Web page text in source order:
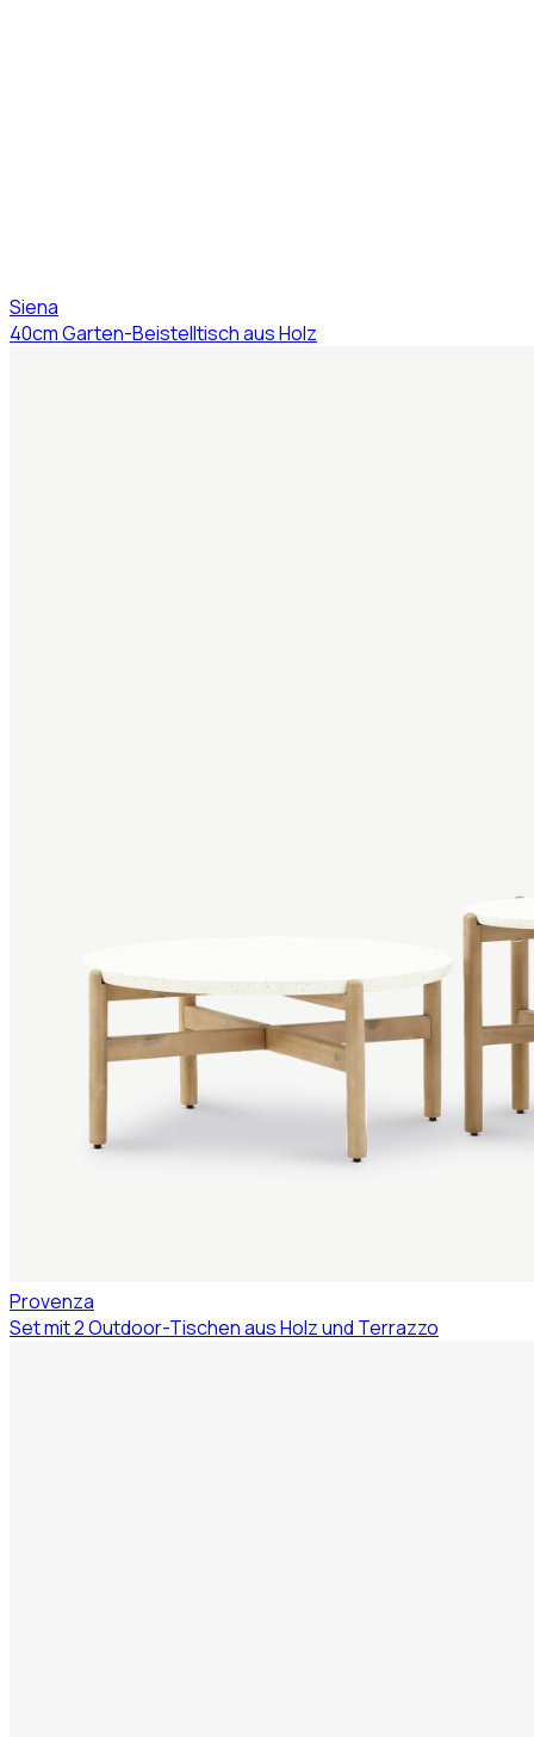
Siena
40cm Garten-Beistelltisch aus Holz
Provenza
Set mit 2 Outdoor-Tischen aus Holz und Terrazzo